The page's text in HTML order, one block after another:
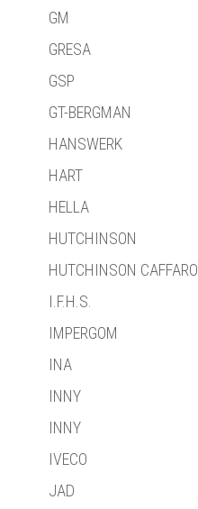
GM
GRESA
GSP
GT-BERGMAN
HANSWERK
HART
HELLA
HUTCHINSON
HUTCHINSON CAFFARO
I.F.H.S.
IMPERGOM
INA
INNY
INNY
IVECO
JAD